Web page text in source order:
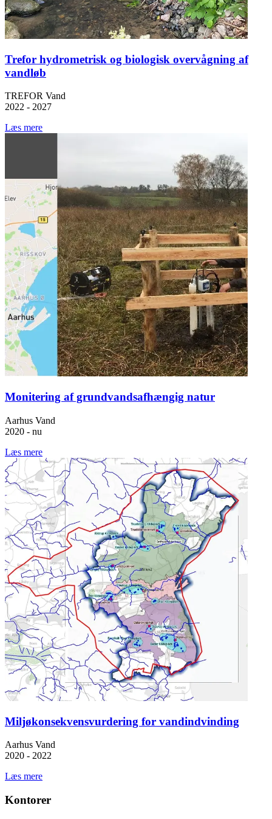
Trefor hydrometrisk og biologisk overvågning af
vandløb
TREFOR Vand
2022 - 2027
Læs mere
Monitering af grundvandsafhængig natur
Aarhus Vand
2020 - nu
Læs mere
Miljøkonsekvensvurdering for vandindvinding
Aarhus Vand
2020 - 2022
Læs mere
Kontorer